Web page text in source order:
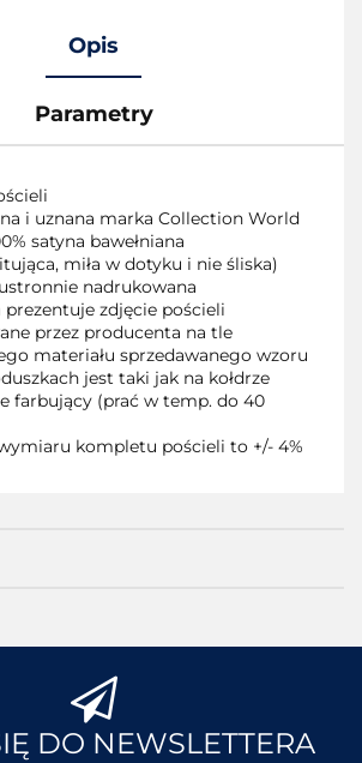
Opis
Parametry
i uznana marka Collection World
satyna bawełniana
miła w dotyku i nie śliska)
nadrukowana
zdjęcie pościeli
przez producenta na tle
materiału sprzedawanego wzoru
jest taki jak na kołdrze
farbujący (prać w temp. do 40
kompletu pościeli to +/- 4%
DO NEWSLETTERA